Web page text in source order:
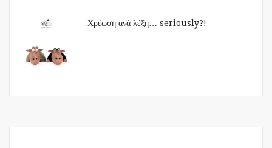
Χρέωση ανά λέξη… seriously?!